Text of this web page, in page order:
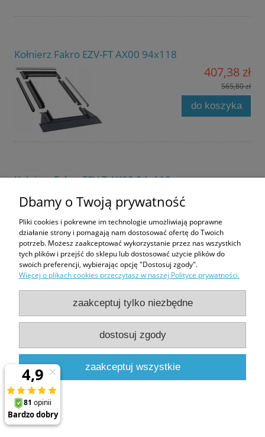
Kołnierz Fakro EZV-FT AX00 94x118
407,38 zł
565,80 zł
do koszyka
Kołnierz Fakro ESV-T AX00 94x118
do koszyka
Pakiet izolacyjny FAKRO XDP Thermo 94x118
315,16 zł
do koszyka
Dbamy o Twoją prywatność
Pliki cookies i pokrewne im technologie umożliwiają poprawne
działanie strony i pomagają nam dostosować ofertę do Twoich
potrzeb. Możesz zaakceptować wykorzystanie przez nas wszystkich
tych plików i przejść do sklepu lub dostosować użycie plików do
swoich preferencji, wybierając opcję "Dostosuj zgody".
Więcej o plikach cookies przeczytasz w naszej Polityce prywatności.
zaakceptuj tylko niezbędne
dostosuj zgody
zaakceptuj wszystkie